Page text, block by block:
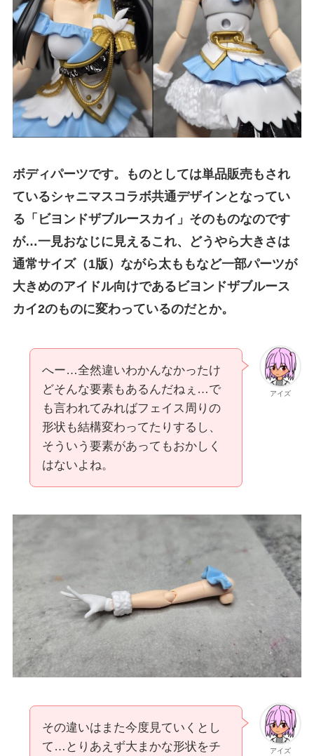
ボディパーツです。ものとしては単品販売もされ
ているシャニマスコラボ共通デザインとなってい
る「ビヨンドザブルースカイ」そのものなのです
が…一見おなじに見えるこれ、どうやら大きさは
通常サイズ（1版）ながら太ももなど一部パーツが
大きめのアイドル向けであるビヨンドザブルース
カイ2のものに変わっているのだとか。
アイズ
へー…全然違いわかんなかったけ
どそんな要素もあるんだねぇ…で
も言われてみればフェイス周りの
形状も結構変わってたりするし、
そういう要素があってもおかしく
はないよね。
アイズ
その違いはまた今度見ていくとし
て…とりあえず大まかな形状をチ